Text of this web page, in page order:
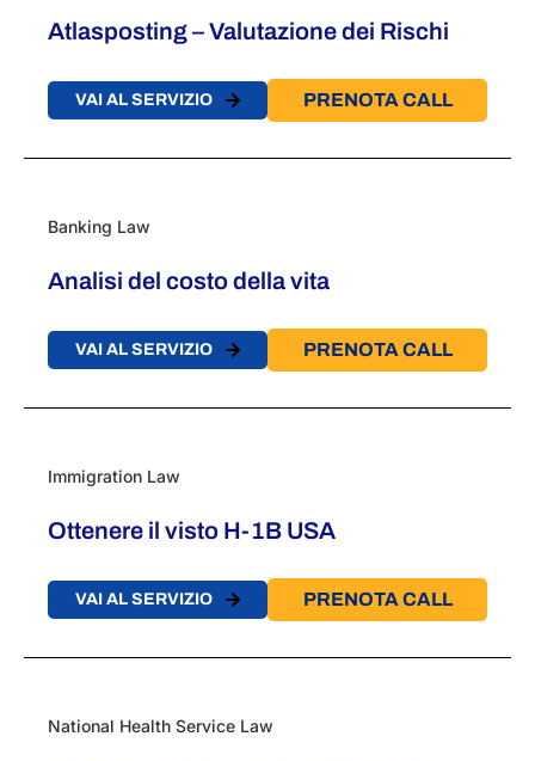
Atlasposting – Valutazione dei Rischi
VAI AL SERVIZIO PRENOTA CALL
Banking Law
Analisi del costo della vita
VAI AL SERVIZIO PRENOTA CALL
Immigration Law
Ottenere il visto H-1B USA
VAI AL SERVIZIO PRENOTA CALL
National Health Service Law